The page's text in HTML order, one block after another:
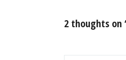
2 thoughts on